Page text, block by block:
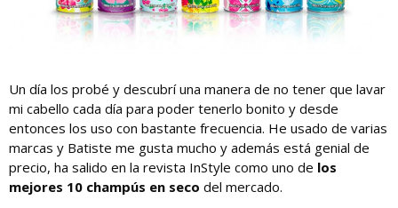
Un día los probé y descubrí una manera de no tener que lavar
mi cabello cada día para poder tenerlo bonito y desde
entonces los uso con bastante frecuencia. He usado de varias
marcas y Batiste me gusta mucho y además está genial de
precio, ha salido en la revista InStyle como uno de los
mejores 10 champús en seco del mercado.